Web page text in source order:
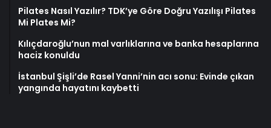
Pilates Nasıl Yazılır? TDK’ye Göre Doğru Yazılışı Pilates
Mi Plates Mi?
Kılıçdaroğlu’nun mal varlıklarına ve banka hesaplarına
haciz konuldu
İstanbul Şişli’de Rasel Yanni’nin acı sonu: Evinde çıkan
yangında hayatını kaybetti